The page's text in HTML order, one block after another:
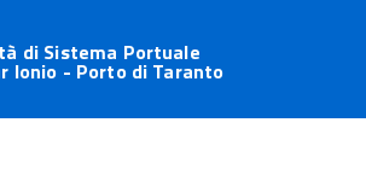
di Sistema Portuale
Ionio - Porto di Taranto